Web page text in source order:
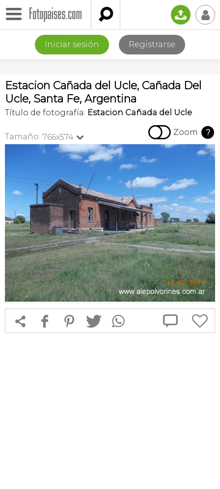
 📤 👤
Iniciar sesión Registrarse
Estacion Cañada del Ucle, Cañada Del
Ucle, Santa Fe, Argentina
Título de fotografía: Estacion Cañada del Ucle
Tamaño: 766x574   Zoom ?
 f 1 T  